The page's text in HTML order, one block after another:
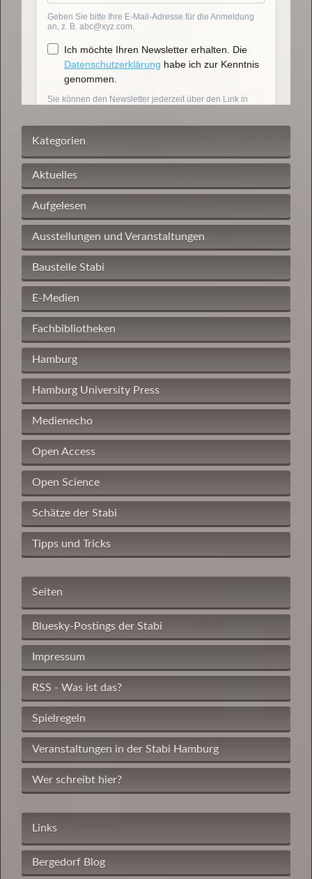
Kategorien
Aktuelles
Aufgelesen
Ausstellungen und Veranstaltungen
Baustelle Stabi
E-Medien
Fachbibliotheken
Hamburg
Hamburg University Press
Medienecho
Open Access
Open Science
Schätze der Stabi
Tipps und Tricks
Seiten
Bluesky-Postings der Stabi
Impressum
RSS - Was ist das?
Spielregeln
Veranstaltungen in der Stabi Hamburg
Wer schreibt hier?
Links
Bergedorf Blog